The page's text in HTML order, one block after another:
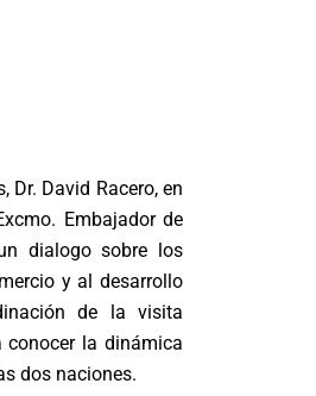
Dr. David Racero, en
Embajador de
dialogo sobre los
y al desarrollo
de la visita
conocer la dinámica
dos naciones.